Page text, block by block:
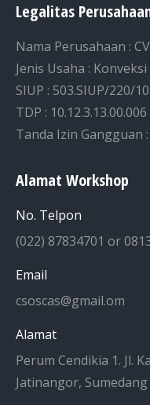
Legalitas
Nama Perusahaan :
Jenis Usaha :
SIUP : 503.SIUP/220/
TDP : 10.12.3.13.00.006
Tanda Izin Gangguan
Alamat Workshop
No. Telpon
(022) 87834701 or
Email
csoscas@gmail.om
Alamat
Perum Cendikia 1. Jl.
Jatinangor, Sumedang